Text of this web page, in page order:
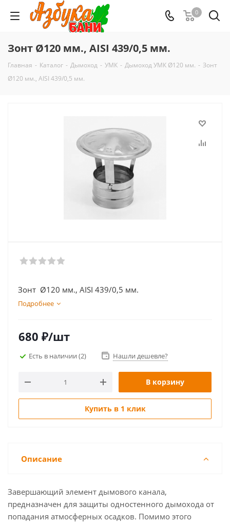
0
Зонт Ø120 мм., AISI 439/0,5 мм.
Главная - Каталог - Дымоход - УМК - Дымоход УМК Ø120 мм. - Зонт
Ø120 мм., AISI 439/0,5 мм.
Зонт Ø120 мм., AISI 439/0,5 мм.
Подробнее
680 ₽/шт
Есть в наличии (2) Нашли дешевле?
В корзину
Купить в 1 клик
Описание
Завершающий элемент дымового канала,
предназначен для защиты одностенного дымохода от
попадания атмосферных осадков. Помимо этого